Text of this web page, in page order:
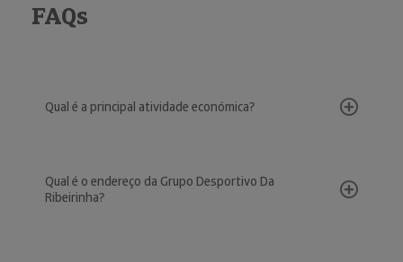
FAQs
Qual é a principal atividade económica?
Qual é o endereço da Grupo Desportivo Da
Ribeirinha?